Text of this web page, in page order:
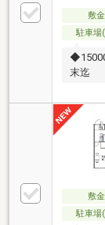
敷
駐車場
末迄
敷
駐車場